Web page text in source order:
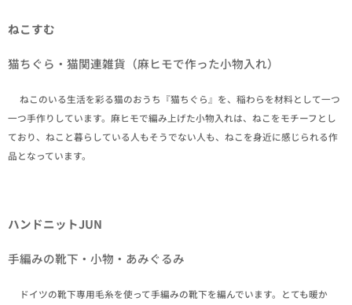
ねこすむ
猫ちぐら・猫関連雑貨（麻ヒモで作った小物入れ）
✒ねこのいる生活を彩る猫のおうち『猫ちぐら』を、稲わらを材料として一つ
一つ手作りしています。麻ヒモで編み上げた小物入れは、ねこをモチーフとし
ており、ねこと暮らしている人もそうでない人も、ねこを身近に感じられる作
品となっています。
ハンドニットJUN
手編みの靴下・小物・あみぐるみ
✒ドイツの靴下専用毛糸を使って手編みの靴下を編んでいます。とても暖か